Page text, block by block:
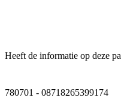
Heeft de informatie op deze
780701 - 08718265399174